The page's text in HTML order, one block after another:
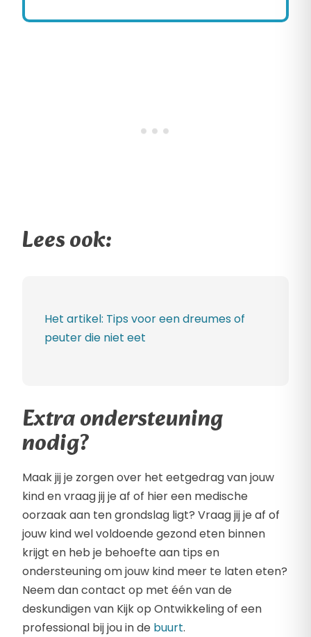
Lees ook:
Het artikel: Tips voor een dreumes of
peuter die niet eet
Extra ondersteuning
nodig?
Maak jij je zorgen over het eetgedrag van jouw
kind en vraag jij je af of hier een medische
oorzaak aan ten grondslag ligt? Vraag jij je af of
jouw kind wel voldoende gezond eten binnen
krijgt en heb je behoefte aan tips en
ondersteuning om jouw kind meer te laten eten?
Neem dan contact op met één van de
deskundigen van Kijk op Ontwikkeling of een
professional bij jou in de buurt.